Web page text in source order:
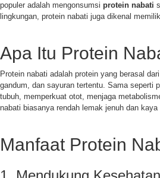
populer adalah mengonsumsi protein nabati
lingkungan, protein nabati juga dikenal
Apa Itu Protein
Protein nabati adalah protein yang berasal
gandum, dan sayuran tertentu. Sama seperti
tubuh, memperkuat otot, menjaga
nabati biasanya rendah lemak jenuh dan
Manfaat Protein